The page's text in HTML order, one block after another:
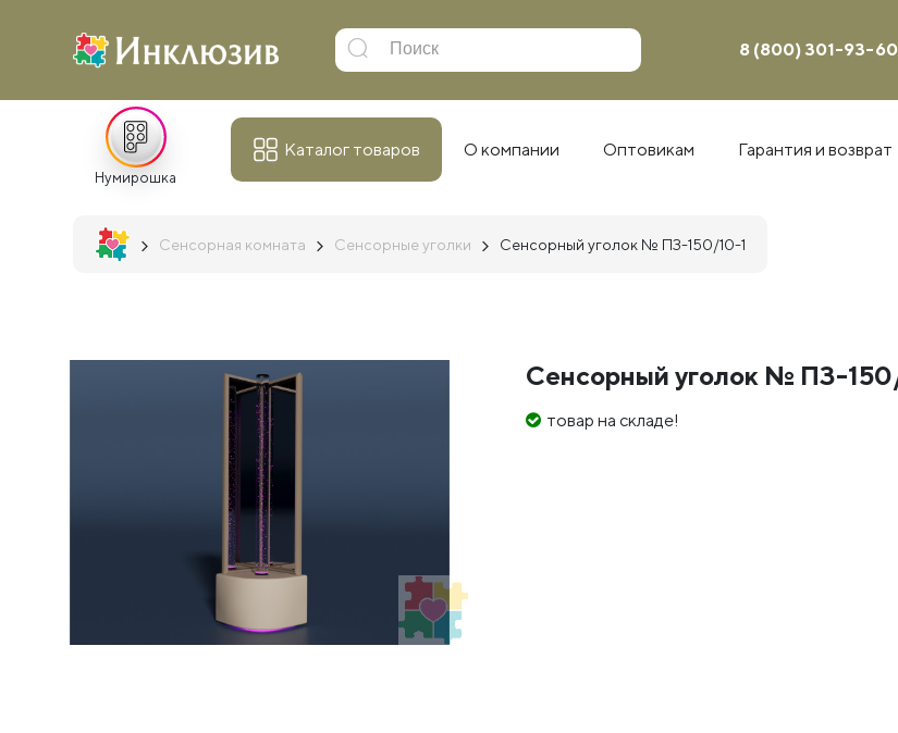
8 (800) 301-93-60
Нумирошка
Каталог товаров О компании Оптовикам Гарантия и возврат
Сенсорная комната Сенсорные уголки Сенсорный уголок № ПЗ-150/10-1
Сенсорный уголок № ПЗ-
товар на складе!